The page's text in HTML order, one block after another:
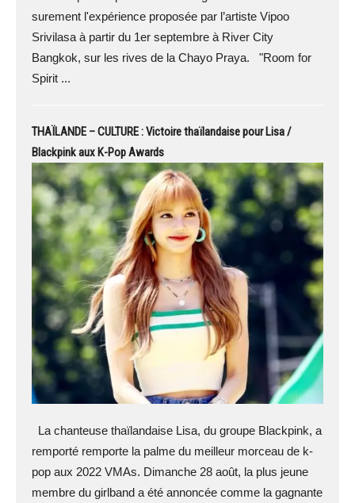
surement l'expérience proposée par l’artiste Vipoo
Srivilasa à partir du 1er septembre à River City
Bangkok, sur les rives de la Chayo Praya. "Room for
Spirit ...
THAÏLANDE – CULTURE : Victoire thaïlandaise pour Lisa /
Blackpink aux K-Pop Awards
La chanteuse thaïlandaise Lisa, du groupe Blackpink, a
remporté remporte la palme du meilleur morceau de k-
pop aux 2022 VMAs. Dimanche 28 août, la plus jeune
membre du girlband a été annoncée comme la gagnante